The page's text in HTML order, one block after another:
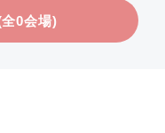
0会場)